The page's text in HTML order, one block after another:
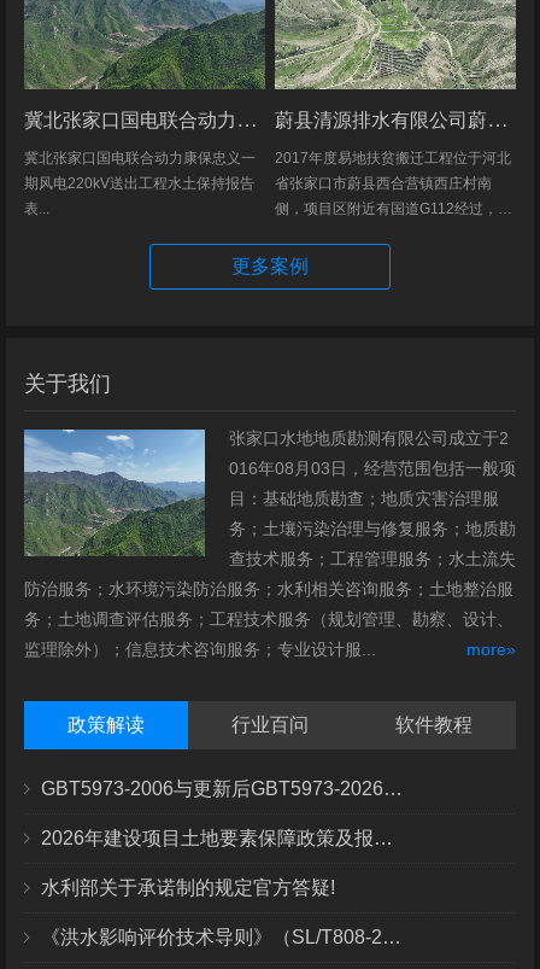
冀北张家口国电联合动力康保忠义一期风电220kV送出工程水土保持报告表
冀北张家口国电联合动力康保忠义一
期风电220kV送出工程水土保持报告
表...
蔚县清源排水有限公司蔚县2017年度易地扶贫搬迁工程（一期）水土保持方案
2017年度易地扶贫搬迁工程位于河北
省张家口市蔚县西合营镇西庄村南
侧，项目区附近有国道G112经过，交
位置优越。项目地理位置图见附图1。
项目总占地面积14.82hm2,...
更多案例
关于我们
张家口水地地质勘测有限公司成立于2
016年08月03日，经营范围包括一般项
目：基础地质勘查；地质灾害治理服
务；土壤污染治理与修复服务；地质勘
查技术服务；工程管理服务；水土流失
防治服务；水环境污染防治服务；水利相关咨询服务；土地整治服
务；土地调查评估服务；工程技术服务（规划管理、勘察、设计、
监理除外）；信息技术咨询服务；专业设计服...
more»
政策解读 行业百问 软件教程
GBT5973-2006与更新后GBT5973-2026区别你知道几点？
2026年建设项目土地要素保障政策及报批流程
水利部关于承诺制的规定官方答疑!
《洪水影响评价技术导则》（SL/T808-2025）核心解读